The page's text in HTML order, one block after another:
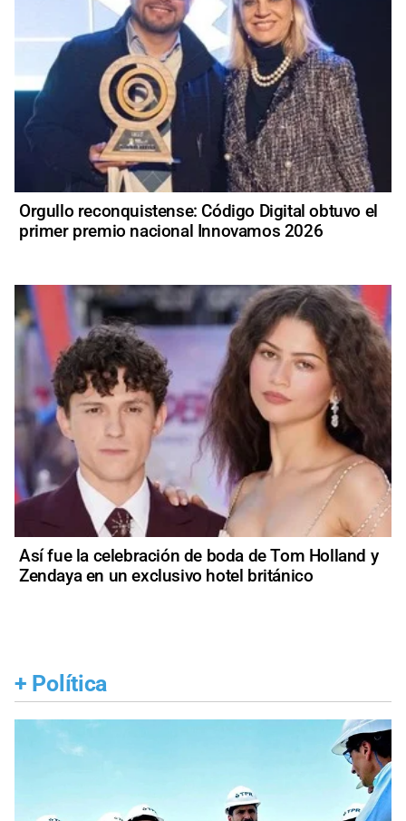
Orgullo reconquistense: Código Digital obtuvo el
primer premio nacional Innovamos 2026
Así fue la celebración de boda de Tom Holland y
Zendaya en un exclusivo hotel británico
+ Política